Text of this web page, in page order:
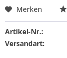
Merken
Artikel-Nr.:
Versandart: